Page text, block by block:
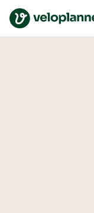
VeloPlanner